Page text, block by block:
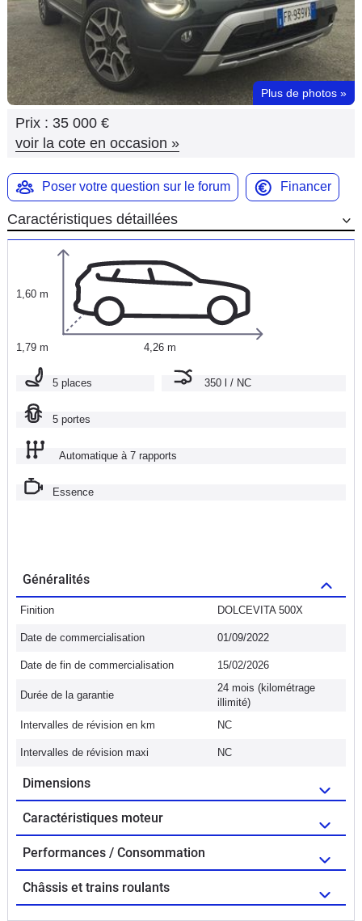
Services
Forum
Moto
Marques
Plus de photos »
Prix : 35 000 €
voir la cote en occasion »
Poser votre question sur le forum Financer
Caractéristiques détaillées
1,60 m
1,79 m 4,26 m
5 places 350 l / NC
5 portes
Automatique à 7 rapports
Essence
Généralités
Finition DOLCEVITA 500X
Date de commercialisation 01/09/2022
Date de fin de commercialisation 15/02/2026
Durée de la garantie
24 mois (kilométrage
illimité)
Intervalles de révision en km
NC
Intervalles de révision maxi NC
Dimensions
Caractéristiques moteur
Performances / Consommation
Châssis et trains roulants